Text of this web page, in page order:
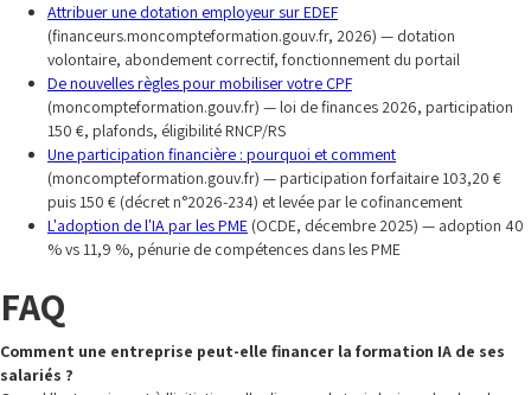
Attribuer une dotation employeur sur EDEF
(financeurs.moncompteformation.gouv.fr, 2026) — dotation
volontaire, abondement correctif, fonctionnement du portail
De nouvelles règles pour mobiliser votre CPF
(moncompteformation.gouv.fr) — loi de finances 2026, participation
150 €, plafonds, éligibilité RNCP/RS
Une participation financière : pourquoi et comment
(moncompteformation.gouv.fr) — participation forfaitaire 103,20 €
puis 150 € (décret n°2026-234) et levée par le cofinancement
L'adoption de l'IA par les PME (OCDE, décembre 2025) — adoption 40
% vs 11,9 %, pénurie de compétences dans les PME
FAQ
Comment une entreprise peut-elle financer la formation IA de ses
salariés ?